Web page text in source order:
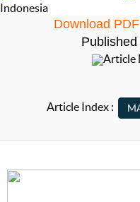
Indonesia
Download PDF
Article
Article Index :